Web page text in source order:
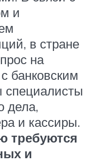
и
в стране
на
банковским
специалисты
дела,
и кассиры.
требуются
и